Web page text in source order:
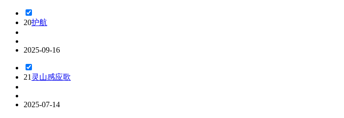
20护航
2025-09-16
21 灵山感应歌
2025-07-14